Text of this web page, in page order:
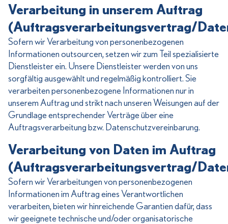
Verarbeitung in unserem Auftrag
(Auftragsverarbeitungsvertrag/
Sofern wir Verarbeitung von personenbezogenen
Informationen outsourcen, setzen wir zum Teil spezialisierte
Dienstleister ein. Unsere Dienstleister werden von uns
sorgfältig ausgewählt und regelmäßig kontrolliert. Sie
verarbeiten personenbezogene Informationen nur in
unserem Auftrag und strikt nach unseren Weisungen auf der
Grundlage entsprechender Verträge über eine
Auftragsverarbeitung bzw. Datenschutzvereinbarung.
Verarbeitung von Daten im Auftrag
(Auftragsverarbeitungsvertrag/
Sofern wir Verarbeitungen von personenbezogenen
Informationen im Auftrag eines Verantwortlichen
verarbeiten, bieten wir hinreichende Garantien dafür, dass
wir geeignete technische und/oder organisatorische